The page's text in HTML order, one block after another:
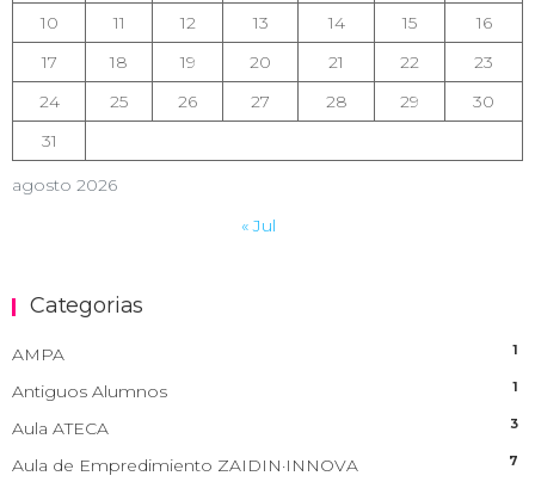
agosto 2026
10 11 12 13 14 15
16
17
18 19 20 21 22
23
24
25 26 27 28 29
30
31
« Jul
Categorias
AMPA 1
Antiguos Alumnos 1
Aula ATECA 3
Aula de Empredimiento ZAIDIN·INNOVA 7